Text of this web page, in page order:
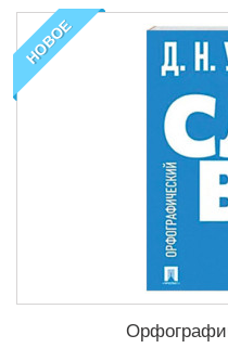
НОВОЕ